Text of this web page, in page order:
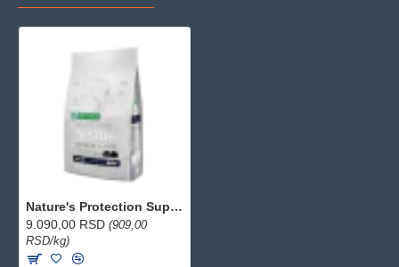
Nature's Protection Superior Care Adult Dark coat hrana za crne i tamne pse - Piletina 10kg
9.090,00 RSD (909,00
RSD/kg)